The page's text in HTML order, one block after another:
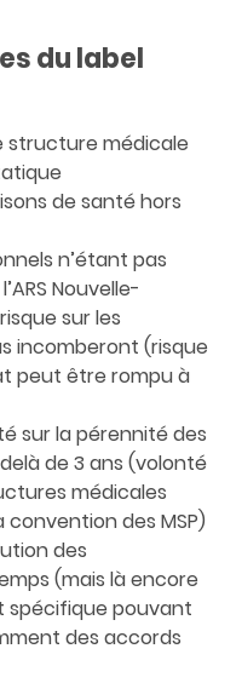
du label
structure médicale
de santé hors
n’étant pas
Nouvelle-
sur les
incomberont (risque
peut être rompu à
sur la pérennité des
de 3 ans (volonté
médicales
des MSP)
des
(mais là encore
spécifique pouvant
des accords